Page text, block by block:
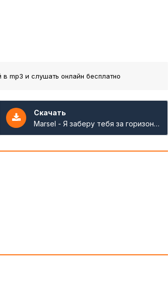
в mp3 и слушать онлайн бесплатно
Скачать
Marsel - Я заберу тебя за горизонт ей